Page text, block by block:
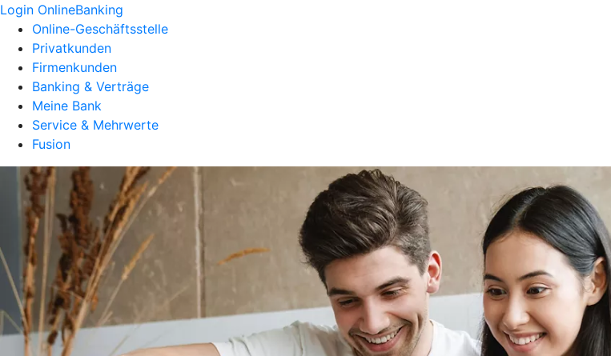
Login OnlineBanking
Online-Geschäftsstelle
Privatkunden
Firmenkunden
Banking & Verträge
Meine Bank
Service & Mehrwerte
Fusion